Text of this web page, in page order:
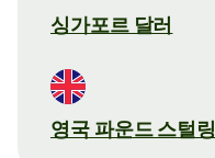
싱가포르 달러
영국 파운드 스털링